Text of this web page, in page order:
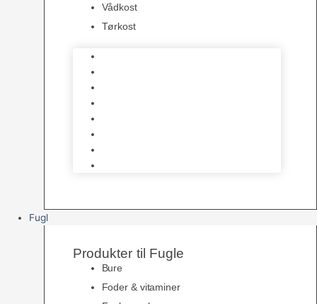
Vådkost
Tørkost
Fugl
Produkter til Fugle
Bure
Foder & vitaminer